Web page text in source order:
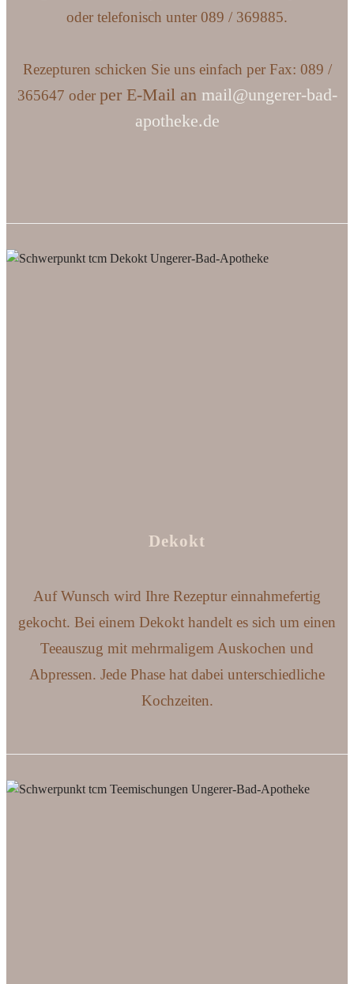
oder telefonisch unter 089 / 369885.
Rezepturen schicken Sie uns einfach per Fax: 089 /
365647 oder per E-Mail an mail@ungerer-bad-
apotheke.de
Dekokt
Auf Wunsch wird Ihre Rezeptur einnahmefertig
gekocht. Bei einem Dekokt handelt es sich um einen
Teeauszug mit mehrmaligem Auskochen und
Abpressen. Jede Phase hat dabei unterschiedliche
Kochzeiten.